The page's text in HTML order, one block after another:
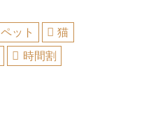
ペット
猫
時間割